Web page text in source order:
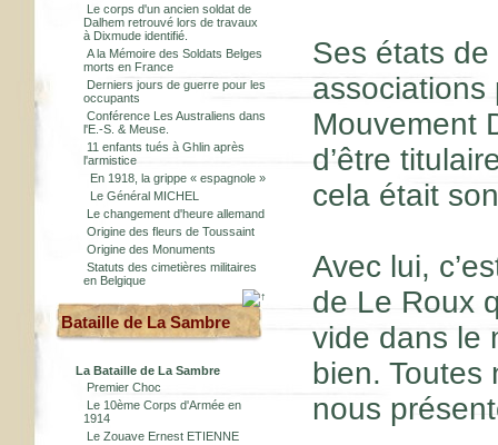
Le corps d'un ancien soldat de
Dalhem retrouvé lors de travaux
à Dixmude identifié.
A la Mémoire des Soldats Belges
morts en France
Derniers jours de guerre pour les
occupants
Conférence Les Australiens dans
l'E.-S. & Meuse.
11 enfants tués à Ghlin après
l'armistice
En 1918, la grippe « espagnole »
Le Général MICHEL
Le changement d'heure allemand
Origine des fleurs de Toussaint
Origine des Monuments
Statuts des cimetières militaires
en Belgique
Bataille de La Sambre
La Bataille de La Sambre
Premier Choc
Le 10ème Corps d'Armée en
1914
Le Zouave Ernest ETIENNE
Ses états
associations
Mouvement
d’être
cela était
Avec lui,
de Le Roux
vide dans le
bien. Toutes
nous